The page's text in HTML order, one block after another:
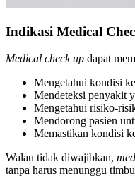
Indikasi Medical
Medical check up dapat
Mengetahui kondisi
Mendeteksi penyakit
Mengetahui risiko-
Mendorong pasien
Memastikan kondisi
Walau tidak diwajibkan,
tanpa harus menunggu